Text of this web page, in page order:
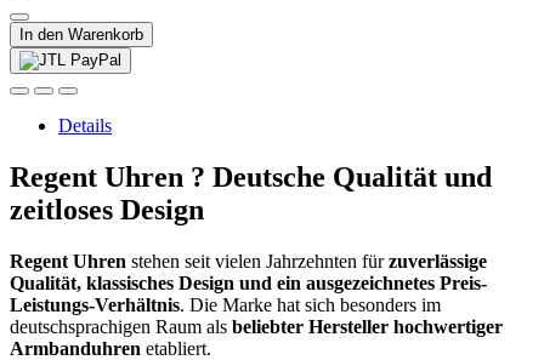
In den Warenkorb
Details
Regent Uhren ? Deutsche Qualität und
zeitloses Design
Regent Uhren stehen seit vielen Jahrzehnten fürzuverlässige
Qualität, klassisches Design und ein ausgezeichnetes Preis-
Leistungs-Verhältnis. Die Marke hat sich besonders im
deutschsprachigen Raum als beliebter Hersteller hochwertiger
Armbanduhren etabliert.